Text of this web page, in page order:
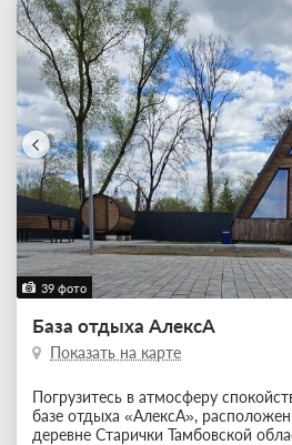
39 фото
База отдыха АлексА
Показать на карте
Погрузитесь в атмосферу
базе отдыха «АлексА»,
деревне Старички Тамбовской